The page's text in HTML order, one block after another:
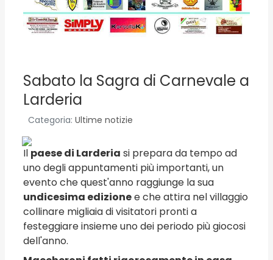
Sabato la Sagra di Carnevale a
Larderia
Categoria: Ultime notizie
Il paese di Larderia si prepara da tempo ad
uno degli appuntamenti più importanti, un
evento che quest'anno raggiunge la sua
undicesima edizionee che attira nel villaggio
collinare migliaia di visitatori pronti a
festeggiare insieme uno dei periodo più giocosi
dell'anno.